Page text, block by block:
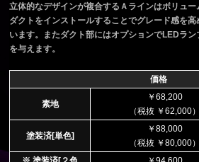
立体的なデザインが複合するＡラインはボリュ
ダクトをインストールすることでグレード感を
います。またダクト部にはオプションでLEDラ
を与えます。
価格
素地
￥68,200
（税抜 ￥62,000）
塗装済[単色]
￥88,000
（税抜 ￥80,000）